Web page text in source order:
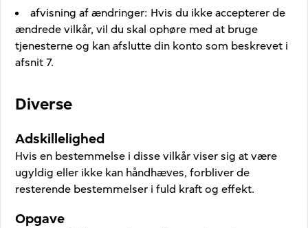
afvisning af ændringer: Hvis du ikke accepterer de
ændrede vilkår, vil du skal ophøre med at bruge
tjenesterne og kan afslutte din konto som beskrevet i
afsnit 7.
Diverse
Adskillelighed
Hvis en bestemmelse i disse vilkår viser sig at være
ugyldig eller ikke kan håndhæves, forbliver de
resterende bestemmelser i fuld kraft og effekt.
Opgave